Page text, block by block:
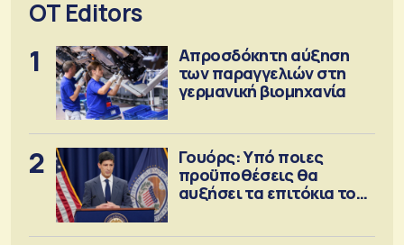
OT Editors
1
Απροσδόκητη αύξηση
των παραγγελιών στη
γερμανική βιομηχανία
2
Γουόρς: Υπό ποιες
προϋποθέσεις θα
αυξήσει τα επιτόκια τον